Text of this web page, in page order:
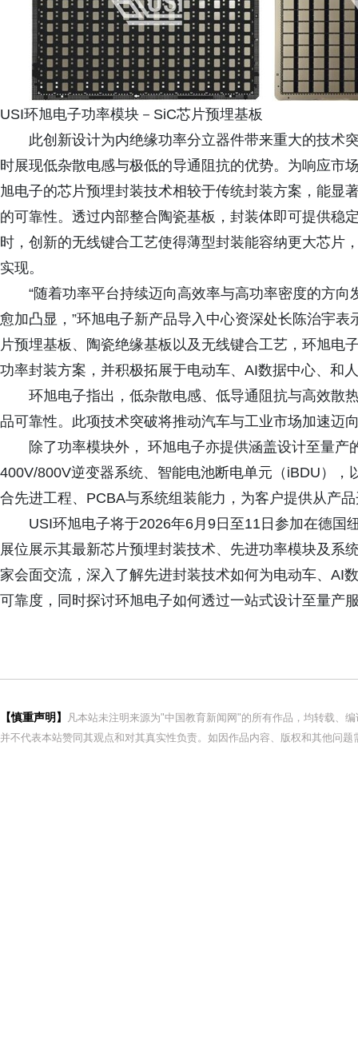
USI环旭电子功率模块－SiC芯片预埋基板
此创新设计为内绝缘功率分立器件带来重大的技术
时展现低杂散电感与极低的导通阻抗的优势。为响应市
旭电子的芯片预埋封装技术相较于传统封装方案，能显
的可靠性。透过内部整合陶瓷基板，封装体即可提供稳
时，创新的无线键合工艺使得薄型封装能容纳更大芯片
实现。
“随着功率平台持续迈向高效率与高功率密度的方
愈加凸显，”环旭电子新产品导入中心资深处长陈治宇
片预埋基板、陶瓷绝缘基板以及无线键合工艺，环旭电
功率封装方案，并积极拓展于电动车、AI数据中心、和
环旭电子指出，低杂散电感、低导通阻抗与高效散
品可靠性。此项技术突破将推动汽车与工业市场加速迈
除了功率模块外， 环旭电子亦提供涵盖设计至量
400V/800V逆变器系统、智能电池断电单元（iBDU）
合先进工程、PCBA与系统组装能力，为客户提供从产
USI环旭电子将于2026年6月9日至11日参加在德国
展位展示其最新芯片预埋封装技术、先进功率模块及系
家会面交流，深入了解先进封装技术如何为电动车、AI
可靠度，同时探讨环旭电子如何透过一站式设计至量产
【慎重声明】
凡本站未注明来源为"中国教育新闻网"的所有作品，均转载、
并不代表本站赞同其观点和对其真实性负责。如因作品内容、版权和其他问